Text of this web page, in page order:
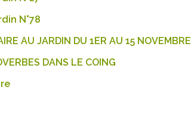
N°78
AU JARDIN DU 1ER AU 15 NOVEMBRE
DANS LE COING